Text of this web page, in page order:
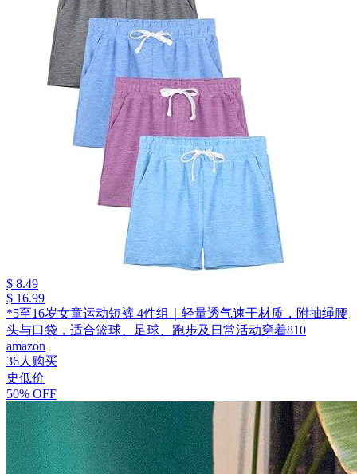
$ 8.49
$ 16.99
*5至16岁女童运动短裤 4件组｜轻量透气速干材质，附抽绳腰
头与口袋，适合篮球、足球、跑步及日常活动穿着810
amazon
36人购买
史低价
50% OFF